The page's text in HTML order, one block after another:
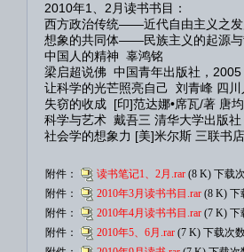
2010年1、2月读书书目：
西方政治传统——近代自由主义之
想象的共同体——民族主义的起源与
中国人的精神 辜鸿铭
梁启超说佛 中国青年出版社，2005
让科学的光芒照亮自己 刘青峰 四
失窃的收成 [印]范达娜•席瓦/著 唐
科学与艺术 戴吾三 清华大学出版
社会学的想象力 [美]米尔斯 三联
附件： 读书笔记1、2月.rar(8 K) 下载
附件：
2010年3月读书书目.rar(8 K) 下
附件：
2010年4月读书书目.rar(7 K) 下
附件：
2010年5、6月.rar(7 K) 下载次